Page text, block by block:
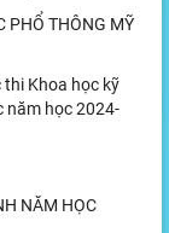
PHỔ THÔNG MỸ
Khoa học kỹ
năm học 2024-
NĂM HỌC